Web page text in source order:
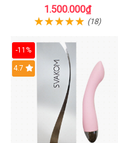
21
1.500.000₫
(18)
-11%
4.7